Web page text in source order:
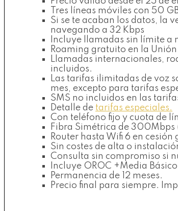
Tres líneas móviles con 50
Si se te acaban los datos, la
navegando a 32 Kbps
Incluye llamadas sin límite a
Roaming gratuito en la
Llamadas internacionales,
incluidos.
Las tarifas ilimitadas de voz
mes, excepto para tarifas
SMS no incluidos en las
Detalle de tarifas especiales.
Con teléfono fijo y cuota de
Fibra Simétrica de
Router hasta Wifi 6 en cesión
Sin costes de alta o
Consulta sin compromiso si
Incluye OROC +Media
Permanencia de 12 meses.
Precio final para siempre.